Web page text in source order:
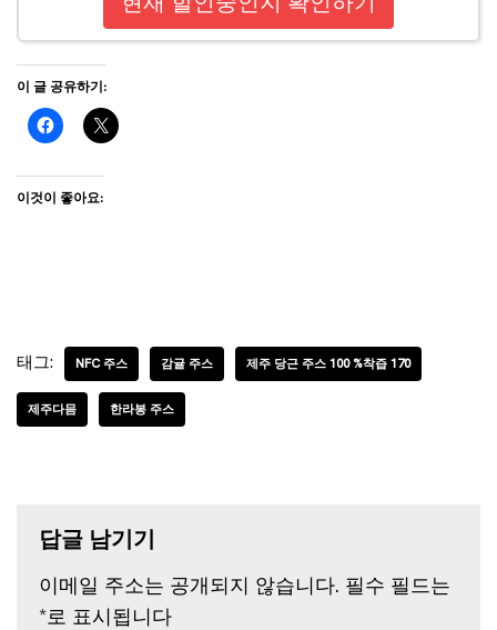
이 글 공유하기:
이것이 좋아요:
태그: NFC 주스 감귤 주스 제주 당근 주스 100 %착즙 170
제주다믐 한라봉 주스
답글 남기기
이메일 주소는 공개되지 않습니다. 필수 필드는
*로 표시됩니다